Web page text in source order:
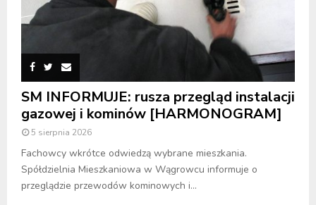
SM INFORMUJE: rusza przegląd instalacji
gazowej i kominów [HARMONOGRAM]
5 sierpnia 2026
Fachowcy wkrótce odwiedzą wybrane mieszkania.
Spółdzielnia Mieszkaniowa w Wągrowcu informuje o
przeglądzie przewodów kominowych i...